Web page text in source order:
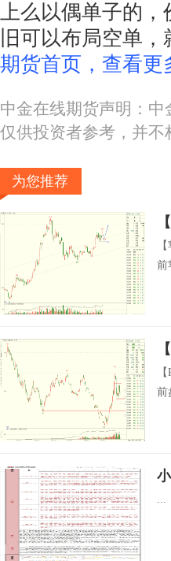
上么以偶单子的，
旧可以布局空单
期货首页，查看更
中金在线期货声明：
仅供投资者参考，并
为您推荐
前
前
...